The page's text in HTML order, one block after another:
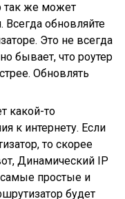
так же может
Всегда обновляйте
Это не всегда
бывает, что роутер
Обновлять
какой-то
к интернету. Если
то скорее
Динамический IP
самые простые и
будет